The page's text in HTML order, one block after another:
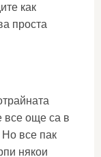
как
проста
все още са в
Но все пак
някои